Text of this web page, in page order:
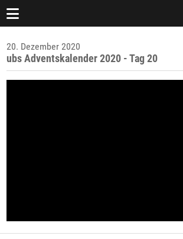
20. Dezember 2020
ubs Adventskalender 2020 - Tag 20